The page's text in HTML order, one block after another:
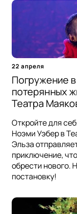
22 апреля
Погружение
потерянных
Театра
Откройте для
Ноэми Уэбер в
Эльза
приключение,
обрести нового.
постановку!